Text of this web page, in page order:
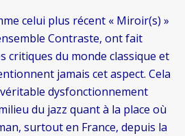
celui plus récent « Miroir(s) »
Contraste, ont fait
critiques du monde classique et
jamais cet aspect. Cela
dysfonctionnement
du jazz quant à la place où
surtout en France, depuis la